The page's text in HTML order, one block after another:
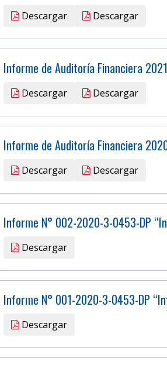
Descargar Descargar
Informe de Auditoría Financiera 2021
Descargar Descargar
Informe de Auditoría Financiera
Descargar Descargar
Informe N° 002-2020-3-0453-DP
Descargar
Informe N° 001-2020-3-0453-DP
Descargar